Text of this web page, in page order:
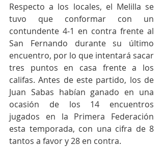
Respecto a los locales, el Melilla se
tuvo que conformar con un
contundente 4-1 en contra frente al
San Fernando durante su último
encuentro, por lo que intentará sacar
tres puntos en casa frente a los
califas. Antes de este partido, los de
Juan Sabas habían ganado en una
ocasión de los 14 encuentros
jugados en la Primera Federación
esta temporada, con una cifra de 8
tantos a favor y 28 en contra.